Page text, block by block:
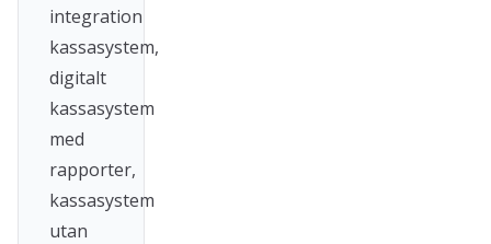
integration
kassasystem,
digitalt
kassasystem
med
rapporter,
kassasystem
utan